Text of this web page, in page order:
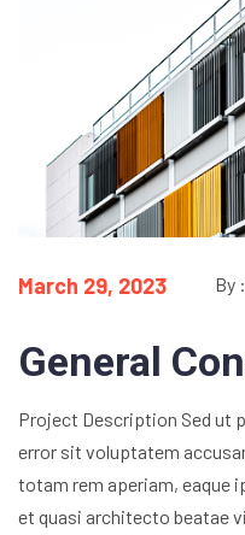
March 29, 2023 By
General
Project Description Sed ut
error sit voluptatem
totam rem aperiam, eaque
et quasi architecto beatae